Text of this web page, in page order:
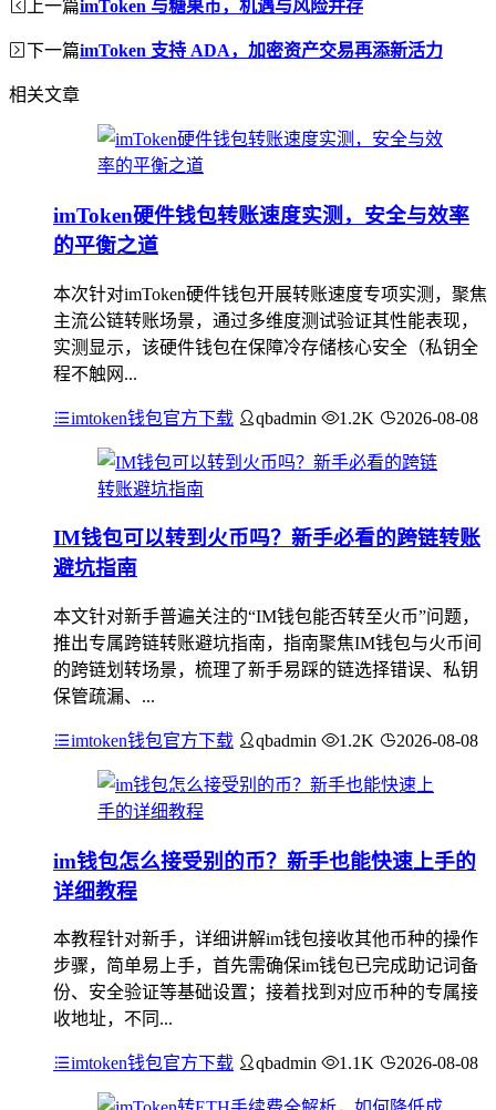
上一篇imToken 与糖果币，机遇与风险并存
下一篇imToken 支持 ADA，加密资产交易再添新活力
相关文章
imToken硬件钱包转账速度实测，安全与效率
的平衡之道
本次针对imToken硬件钱包开展转账速度专项实测，聚焦
主流公链转账场景，通过多维度测试验证其性能表现，
实测显示，该硬件钱包在保障冷存储核心安全（私钥全
程不触网...
imtoken钱包官方下载 qbadmin 1.2K 2026-08-08
IM钱包可以转到火币吗？新手必看的跨链转账
避坑指南
本文针对新手普遍关注的“IM钱包能否转至火币”问题，
推出专属跨链转账避坑指南，指南聚焦IM钱包与火币间
的跨链划转场景，梳理了新手易踩的链选择错误、私钥
保管疏漏、...
imtoken钱包官方下载 qbadmin 1.2K 2026-08-08
im钱包怎么接受别的币？新手也能快速上手的
详细教程
本教程针对新手，详细讲解im钱包接收其他币种的操作
步骤，简单易上手，首先需确保im钱包已完成助记词备
份、安全验证等基础设置；接着找到对应币种的专属接
收地址，不同...
imtoken钱包官方下载 qbadmin 1.1K 2026-08-08